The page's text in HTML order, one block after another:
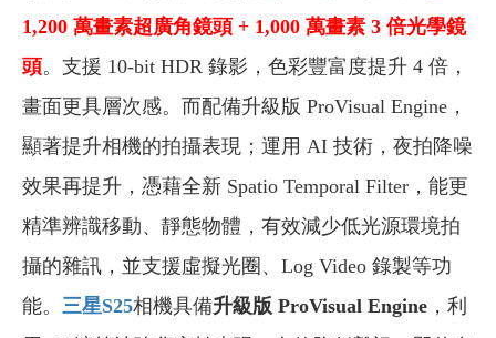
1,200 萬畫素超廣角鏡頭 + 1,000 萬畫素 3 倍光學鏡
頭。支援 10-bit HDR 錄影，色彩豐富度提升 4 倍，
畫面更具層次感。而配備升級版 ProVisual Engine，
顯著提升相機的拍攝表現；運用 AI 技術，夜拍降噪
效果再提升，憑藉全新 Spatio Temporal Filter，能更
精準辨識移動、靜態物體，有效減少低光源環境拍
攝的雜訊，並支援虛擬光圈、Log Video 錄製等功
能。 三星S25相機具備升級版 ProVisual Engine ，利